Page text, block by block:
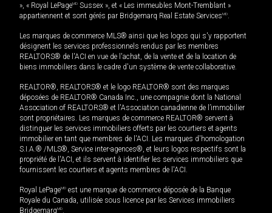
», « Royal LePageMD Sussex », et « Les immeubles Mont-Tremblant »
appartiennent et sont gérés par Bridgemarq Real Estate ServicesMD.
Les marques de commerce MLS® ainsi que les logos qui s'y rapportent
désignent les services professionnels rendus par les membres
REALTORS® de l'ACI en vue de l'achat, de la vente et de la location de
biens immobiliers dans le cadre d'un système de vente collaborative.
REALTOR®, REALTORS® et le logo REALTOR® sont des marques
déposées de REALTOR® Canada Inc., une compagnie dont la National
Association of REALTORS® et l'Association canadienne de l’immobilier
sont propriétaires. Les marques de commerce REALTOR® servent à
distinguer les services immobiliers offerts par les courtiers et agents
immobilier en tant que membres de l'ACI. Les marques d'homologation
S.I.A.® /MLS®, Service inter-agences®, et leurs logos respectifs sont la
propriété de l'ACI, et ils servent à identifier les services immobiliers que
fournissent les courtiers et agents membres de l'ACI.
Royal LePageMD est une marque de commerce déposée de la Banque
Royale du Canada, utilisée sous licence par les Services immobiliers
BridgemarqMD.